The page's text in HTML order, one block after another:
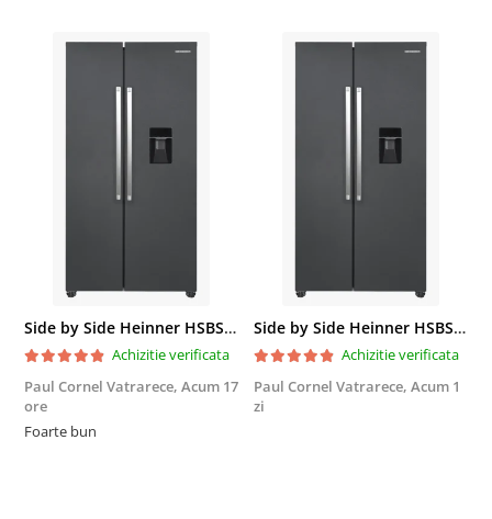
Side by Side Heinner HSBS-HM439NFINVDGWDE++, Total No Frost, Compresor Inverter, Dozator Apa, Display Touch LED, 439 L, Clasa E, Gri Antracit Texturat
Achizitie verificata
Paul Cornel Vatrarece, Acum 17
ore
Foarte bun
Side by Side Heinner HSBS-HM439NFINVDGWDE++, Total No Frost, Compresor Inverter, Dozator Apa, Display Touch LED, 439 L, Clasa E, Gri Antracit Texturat
Achizitie verificata
Paul Cornel Vatrarece, Acum 1
zi